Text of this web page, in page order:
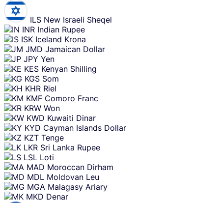
ILS New Israeli Sheqel
INR Indian Rupee
ISK Iceland Krona
JMD Jamaican Dollar
JPY Yen
KES Kenyan Shilling
KGS Som
KHR Riel
KMF Comoro Franc
KRW Won
KWD Kuwaiti Dinar
KYD Cayman Islands Dollar
KZT Tenge
LKR Sri Lanka Rupee
LSL Loti
MAD Moroccan Dirham
MDL Moldovan Leu
MGA Malagasy Ariary
MKD Denar